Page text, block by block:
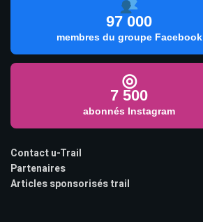
97 000
membres du groupe Facebook
◎
7 500
abonnés Instagram
Contact u-Trail
Partenaires
Articles sponsorisés trail